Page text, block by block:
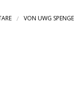
/ VONUWG SPENGE